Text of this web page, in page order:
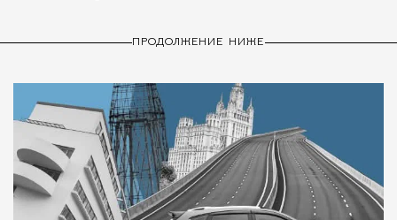
ПРОДОЛЖЕНИЕ НИЖЕ